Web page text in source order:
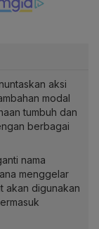
aksi
modal
tumbuh dan
berbagai
nama
menggelar
akan digunakan